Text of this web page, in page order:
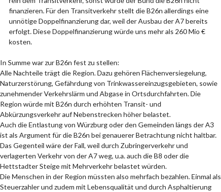
finanzieren. Für den Transitverkehr stellt die B26n allerdings eine
unnötige Doppelfinanzierung dar, weil der Ausbau der A7 bereits
erfolgt. Diese Doppelfinanzierung würde uns mehr als 260 Mio €
kosten.
In Summe war zur B26n fest zu stellen:
Alle Nachteile trägt die Region. Dazu gehören Flächenversiegelung,
Naturzerstörung, Gefährdung von Trinkwassereinzugsgebieten, sowie
zunehmender Verkehrslärm und Abgase in Ortsdurchfahrten. Die
Region würde mit B26n durch erhöhten Transit- und
Abkürzungsverkehr auf Nebenstrecken höher belastet.
Auch die Entlastung von Würzburg oder den Gemeinden längs der A3
ist als Argument für die B26n bei genauerer Betrachtung nicht haltbar.
Das Gegenteil wäre der Fall, weil durch Zubringerverkehr und
verlagerten Verkehr von der A7 weg, u.a. auch die B8 oder die
Hettstadter Steige mit Mehrverkehr belastet würden.
Die Menschen in der Region müssten also mehrfach bezahlen. Einmal als
Steuerzahler und zudem mit Lebensqualität und durch Asphaltierung